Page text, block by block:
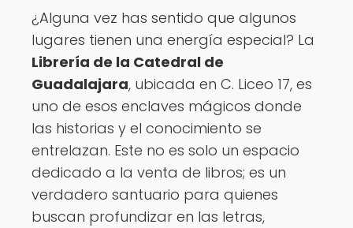
¿Alguna vez has sentido que algunos
lugares tienen una energía especial? La
Librería de la Catedral de
Guadalajara, ubicada en C. Liceo 17, es
uno de esos enclaves mágicos donde
las historias y el conocimiento se
entrelazan. Este no es solo un espacio
dedicado a la venta de libros; es un
verdadero santuario para quienes
buscan profundizar en las letras,